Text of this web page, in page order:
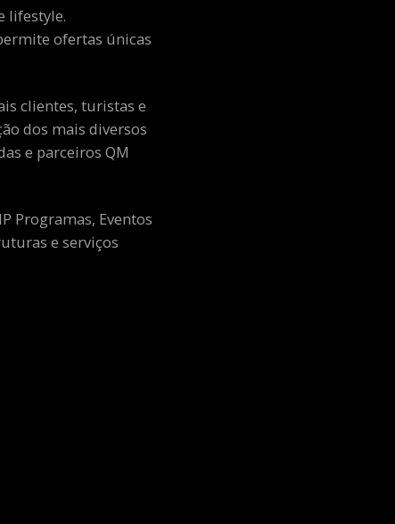
lifestyle.
ofertas únicas
clientes, turistas e
dos mais diversos
e parceiros QM
Programas, Eventos
e serviços